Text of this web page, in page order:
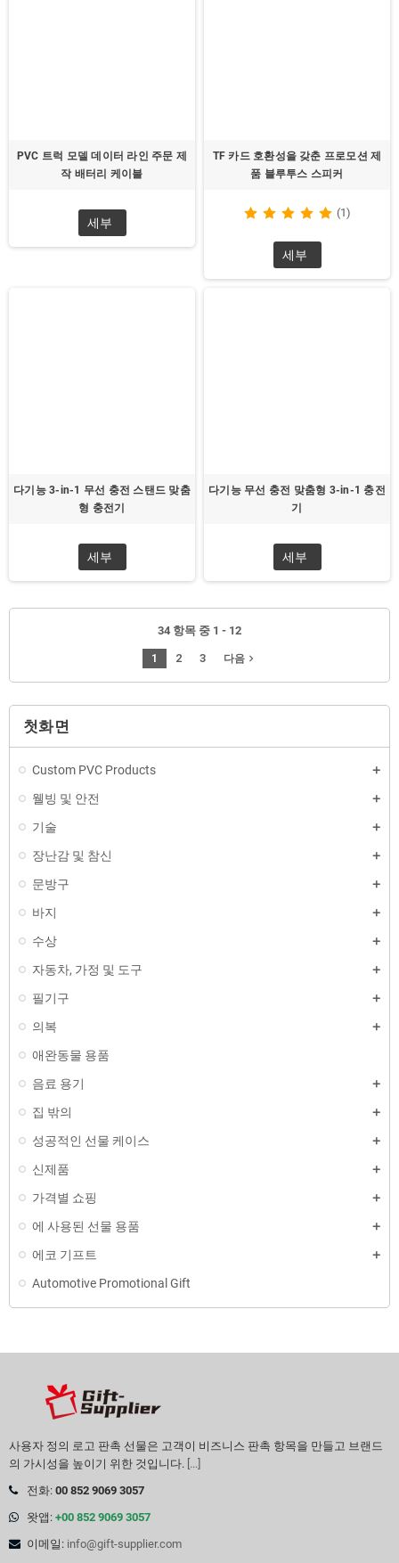
첫화면
Custom PVC Products
웰빙 및 안전
기술
장난감 및 참신
문방구
바지
수상
자동차, 가정 및 도구
필기구
의복
애완동물 용품
음료 용기
집 밖의
성공적인 선물 케이스
신제품
가격별 쇼핑
에 사용된 선물 용품
에코 기프트
Automotive Promotional Gift
PVC 트럭 모델 데이터 라인 주문 제
작 배터리 케이블
세부
TF 카드 호환성을 갖춘 프로모션 제
품 블루투스 스피커
(1)
세부
다기능 3-in-1 무선 충전 스탠드 맞춤
형 충전기
세부
다기능 무선 충전 맞춤형 3-in-1 충전
기
세부
34 항목 중 1 - 12
1 2 3 다음navigate_next
사용자 정의 로고 판촉 선물은 고객이 비즈니스 판촉 항목을 만들고 브랜드
의 가시성을 높이기 위한 것입니다. [...]
전화: 00 852 9069 3057
왓앱: +00 852 9069 3057
이메일: info@gift-supplier.com